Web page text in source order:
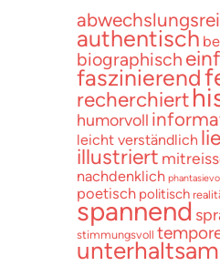
authentisch
biographisch
faszinierend
recherchiert
humorvoll
leicht verständlich
illustriert
nachdenklich
poetisch politisch
spannend
stimmungsvoll
unterhaltsam